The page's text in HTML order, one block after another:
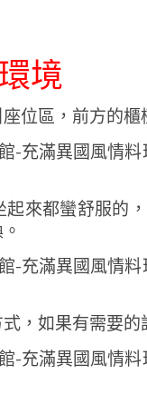
境
位區，前方的
來都蠻舒服的
，如果有需要的